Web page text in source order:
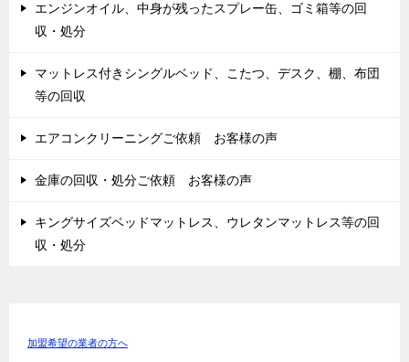
エンジンオイル、中身が残ったスプレー缶、ゴミ箱等の回
収・処分
マットレス付きシングルベッド、こたつ、デスク、棚、布団
等の回収
エアコンクリーニングご依頼 お客様の声
金庫の回収・処分ご依頼 お客様の声
キングサイズベッドマットレス、ウレタンマットレス等の回
収・処分
加盟希望の業者の方へ